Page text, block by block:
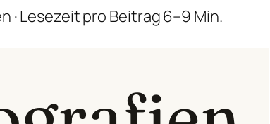
· Lesezeit pro Beitrag 6–9 Min.